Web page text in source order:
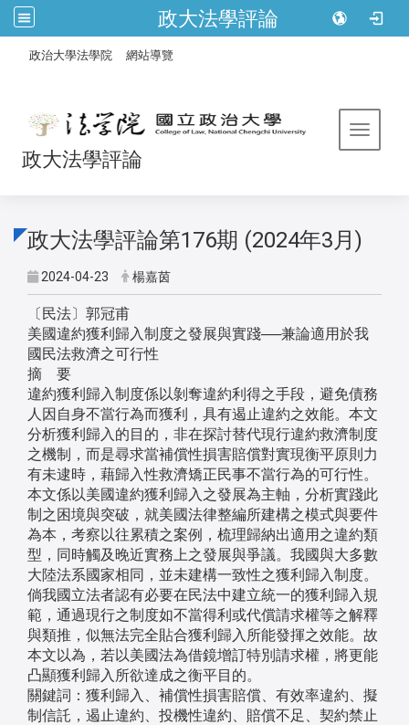
政大法學評論
政治大學法學院 網站導覽
Toggle
政大法學評論
政大法學評論第176期 (2024年3月)
2024-04-23 楊嘉茵
〔民法〕郭冠甫
美國違約獲利歸入制度之發展與實踐──兼論適用於我
國民法救濟之可行性
摘 要
違約獲利歸入制度係以剝奪違約利得之手段，避免債務
人因自身不當行為而獲利，具有遏止違約之效能。本文
分析獲利歸入的目的，非在探討替代現行違約救濟制度
之機制，而是尋求當補償性損害賠償對實現衡平原則力
有未逮時，藉歸入性救濟矯正民事不當行為的可行性。
本文係以美國違約獲利歸入之發展為主軸，分析實踐此
制之困境與突破，就美國法律整編所建構之模式與要件
為本，考察以往累積之案例，梳理歸納出適用之違約類
型，同時觸及晚近實務上之發展與爭議。我國與大多數
大陸法系國家相同，並未建構一致性之獲利歸入制度。
倘我國立法者認有必要在民法中建立統一的獲利歸入規
範，通過現行之制度如不當得利或代償請求權等之解釋
與類推，似無法完全貼合獲利歸入所能發揮之效能。故
本文以為，若以美國法為借鏡增訂特別請求權，將更能
凸顯獲利歸入所欲達成之衡平目的。
關鍵詞：獲利歸入、補償性損害賠償、有效率違約、擬
制信託，遏止違約、投機性違約、賠償不足、契約禁止